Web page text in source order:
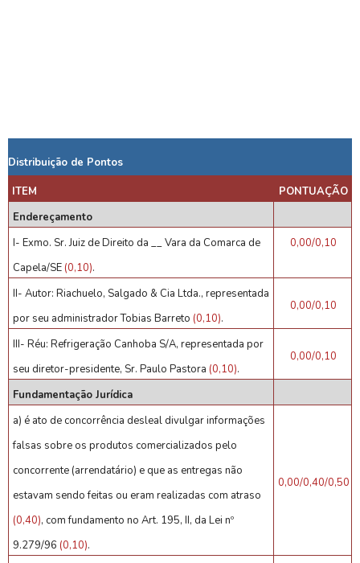
Distribuição de Pontos
ITEM
PONTUAÇÃO
Endereçamento
I- Exmo. Sr. Juiz de Direito da __ Vara da Comarca de
Capela/SE(0,10).
0,00/0,10
II- Autor: Riachuelo, Salgado & Cia Ltda., representada
por seu administrador Tobias Barreto (0,10).
0,00/0,10
III- Réu: Refrigeração Canhoba S/A, representada por
seu diretor-presidente, Sr. Paulo Pastora (0,10).
0,00/0,10
Fundamentação Jurídica
a) é ato de concorrência desleal divulgar informações
falsas sobre os produtos comercializados pelo
concorrente (arrendatário) e que as entregas não
estavam sendo feitas ou eram realizadas com atraso
(0,40), com fundamento no Art. 195, II, da Lei nº
9.279/96 (0,10).
0,00/0,40/0,50